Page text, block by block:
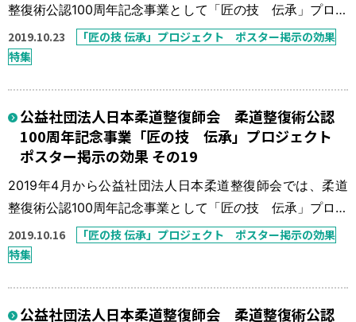
整復術公認100周年記念事業として「匠の技 伝承」プロジ
ェクトを実施している。 本来、柔道整復師の得意技は骨
折・脱臼の整復固定であったが、この30年間で柔道整復師
一度、骨折・脱臼の患者さんを接骨院に！」を一つの目標
に「匠の技 伝承」プロジェ […]
2019.10.23
「匠の技 伝承」プロジェクト ポスター掲示の効果
特集
公益社団法人日本柔道整復師会 柔道整復術公認
100周年記念事業「匠の技 伝承」プロジェクト
ポスター掲示の効果 その19
2019年4月から公益社団法人日本柔道整復師会では、柔道
整復術公認100周年記念事業として「匠の技 伝承」プロジ
ェクトを実施している。 本来、柔道整復師の得意技は骨
折・脱臼の整復固定であったが、この30年間で柔道整復師
一度、骨折・脱臼の患者さんを接骨院に！」を一つの目標
2019.10.16
「匠の技 伝承」プロジェクト ポスター掲示の効果
特集
公益社団法人日本柔道整復師会 柔道整復術公認